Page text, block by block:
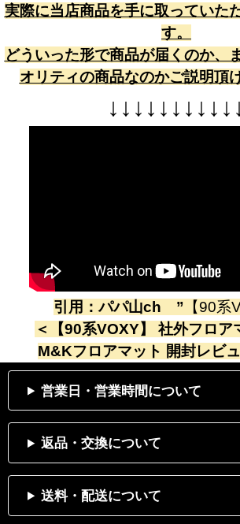
実際に当店商品を手に取っていた
す。
どういった形で商品が届くのか、
オリティの商品なのかご説明頂
↓ ↓ ↓ ↓ ↓ ↓ ↓ ↓ ↓ ↓
引用：パパ山ch ” 【90系
＜
【90系VOXY】 社外フロ
M&Kフロアマット 開封レビ
営業日・営業時間について
返品・交換について
送料・配送について